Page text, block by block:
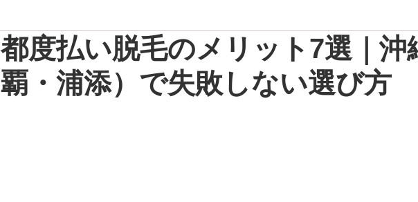
都度払い脱毛のメリット7選｜沖
覇・浦添）で失敗しない選び方